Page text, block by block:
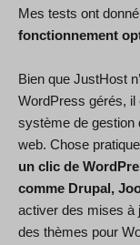
Mes tests ont
fonctionnement
Bien que JustHost
WordPress gérés, il
système de gestion
web. Chose
un clic de
comme Drupal,
activer des mises à
des thèmes pour